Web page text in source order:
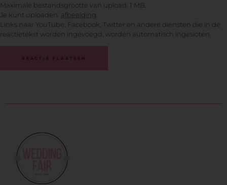
Maximale bestandsgrootte van upload: 1 MB.
Je kunt uploaden: afbeelding
Links naar YouTube, Facebook, Twitter en andere diensten die in de
reactietekst worden ingevoegd, worden automatisch ingesloten.